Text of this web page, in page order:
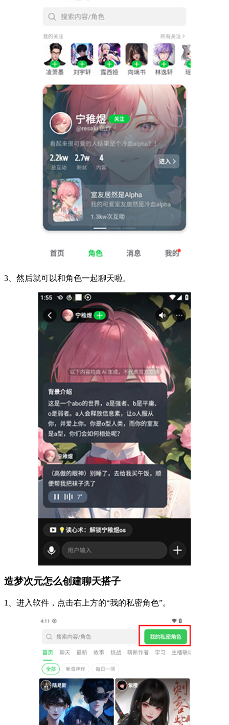
3、然后就可以和角色一起聊天啦。
造梦次元怎么创建聊天搭子
1、进入软件，点击右上方的“我的私密角色”。